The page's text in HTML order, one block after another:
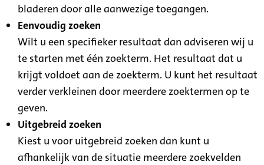
bladeren door alle aanwezige toegangen.
Eenvoudig zoeken
Wilt u een specifieker resultaat dan adviseren wij u
te starten met één zoekterm. Het resultaat dat u
krijgt voldoet aan de zoekterm. U kunt het resultaat
verder verkleinen door meerdere zoektermen op te
geven.
Uitgebreid zoeken
Kiest u voor uitgebreid zoeken dan kunt u
afhankelijk van de situatie meerdere zoekvelden